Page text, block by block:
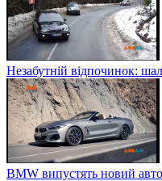
Незабутній відпочинок:
BMW випустять новий